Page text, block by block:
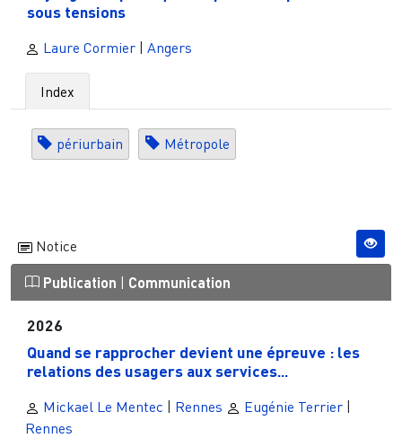
sous tensions
Laure Cormier | Angers
Index
périurbain Métropole
Notice
Publication | Communication
2026
Quand se rapprocher devient une épreuve : les
relations des usagers aux services...
Mickael Le Mentec | Rennes Eugénie Terrier |
Rennes